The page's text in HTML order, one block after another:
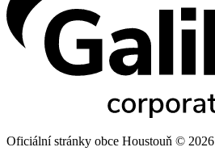
Oficiální stránky obce Houstouň © 2026